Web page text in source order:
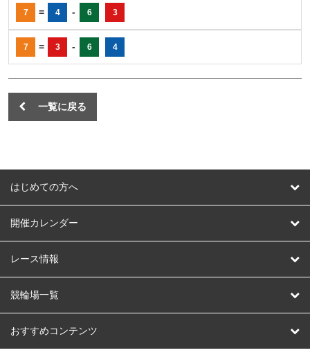
7 = 4 - 6 3
7 = 3 - 6 4
一覧に戻る
はじめての方へ
はじめての方へ
開催カレンダー
競輪
オートレース
競輪くじ
レース情報
レース予想
レース結果
競輪場一覧
北日本 函館競輪場
おすすめコンテンツ